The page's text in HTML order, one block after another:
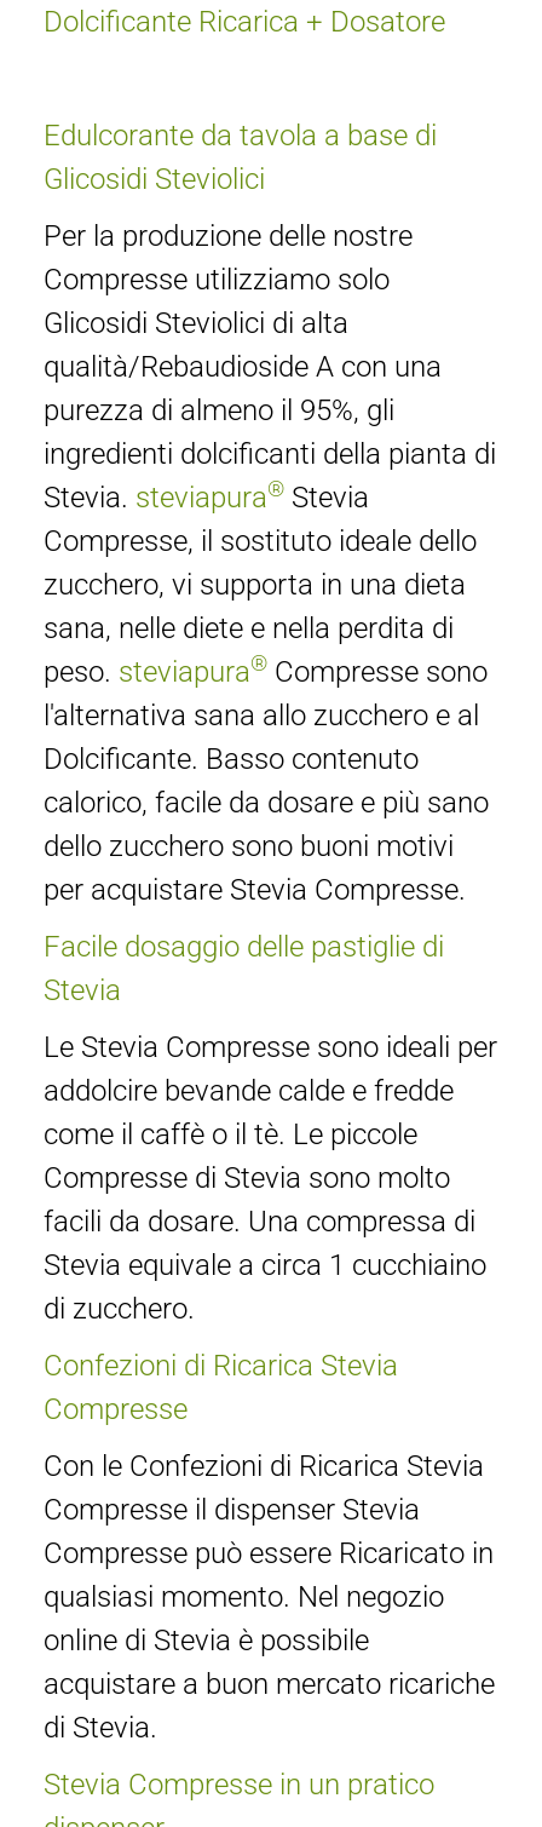
Dolcificante Ricarica + Dosatore
Edulcorante da tavola a base di
Glicosidi Steviolici
Per la produzione delle nostre
Compresse utilizziamo solo
Glicosidi Steviolici di alta
qualità/Rebaudioside A con una
purezza di almeno il 95%, gli
ingredienti dolcificanti della pianta di
Stevia. steviapura® Stevia
Compresse, il sostituto ideale dello
zucchero, vi supporta in una dieta
sana, nelle diete e nella perdita di
peso. steviapura® Compresse sono
l'alternativa sana allo zucchero e al
Dolcificante. Basso contenuto
calorico, facile da dosare e più sano
dello zucchero sono buoni motivi
per acquistare Stevia Compresse.
Facile dosaggio delle pastiglie di
Stevia
Le Stevia Compresse sono ideali per
addolcire bevande calde e fredde
come il caffè o il tè. Le piccole
Compresse di Stevia sono molto
facili da dosare. Una compressa di
Stevia equivale a circa 1 cucchiaino
di zucchero.
Confezioni di Ricarica Stevia
Compresse
Con le Confezioni di Ricarica Stevia
Compresse il dispenser Stevia
Compresse può essere Ricaricato in
qualsiasi momento. Nel negozio
online di Stevia è possibile
acquistare a buon mercato ricariche
di Stevia.
Stevia Compresse in un pratico